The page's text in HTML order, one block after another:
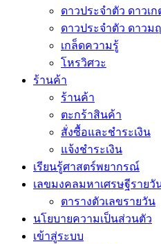
ดาวประจำตัว ดาวเ
ดาวประจำตัว ดาวม
เกล็ดความรู้
โหรวิศวะ
ร้านค้า
ร้านค้า
ตะกร้าสินค้า
สั่งซื้อและชำระเงิน
แจ้งชำระเงิน
เรียนรู้ศาสตร์พยากรณ์
เลขมงคลมหาเศรษฐีรายวั
ตารางตัวเลขรายวัน
นโยบายความเป็นส่วนตัว
เข้าสู่ระบบ